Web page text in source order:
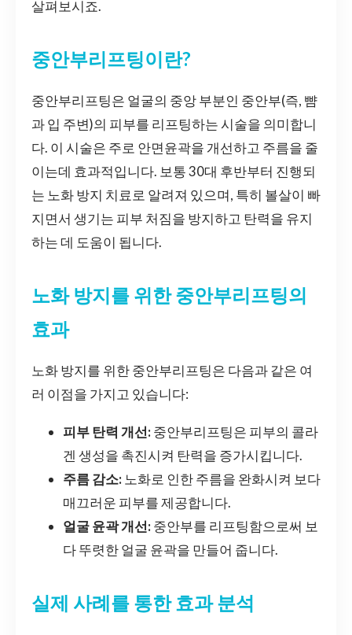
살펴보시죠.
중안부리프팅이란?
중안부리프팅은 얼굴의 중앙 부분인 중안부(즉, 뺨
과 입 주변)의 피부를 리프팅하는 시술을 의미합니
다. 이 시술은 주로 안면윤곽을 개선하고 주름을 줄
이는데 효과적입니다. 보통 30대 후반부터 진행되
는 노화 방지 치료로 알려져 있으며, 특히 볼살이 빠
지면서 생기는 피부 처짐을 방지하고 탄력을 유지
하는 데 도움이 됩니다.
노화 방지를 위한 중안부리프팅의
효과
노화 방지를 위한 중안부리프팅은 다음과 같은 여
러 이점을 가지고 있습니다:
피부 탄력 개선: 중안부리프팅은 피부의 콜라
겐 생성을 촉진시켜 탄력을 증가시킵니다.
주름 감소: 노화로 인한 주름을 완화시켜 보다
매끄러운 피부를 제공합니다.
얼굴 윤곽 개선: 중안부를 리프팅함으로써 보
다 뚜렷한 얼굴 윤곽을 만들어 줍니다.
실제 사례를 통한 효과 분석